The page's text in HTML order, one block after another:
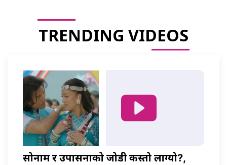
TRENDING VIDEOS
सोनाम र उपासनाको जोडी कस्तो लाग्यो?,